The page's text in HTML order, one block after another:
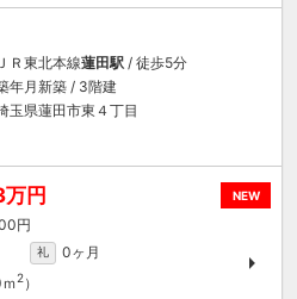
ＪＲ東北本線蓮田駅 / 徒歩5分
年月新築 / 3階建
玉県蓮田市東４丁目
NEW
円
円
礼
0ヶ月
2）